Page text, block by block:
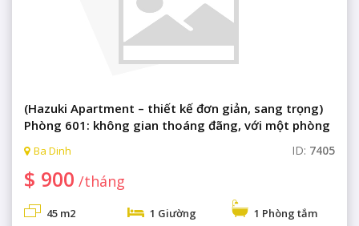
(Hazuki Apartment – thiết kế đơn giản, sang trọng)
Phòng 601: không gian thoáng đãng, với một phòng
Ba Dinh ID: 7405
$ 900 /tháng
45 m2 1 Giường 1 Phòng tắm